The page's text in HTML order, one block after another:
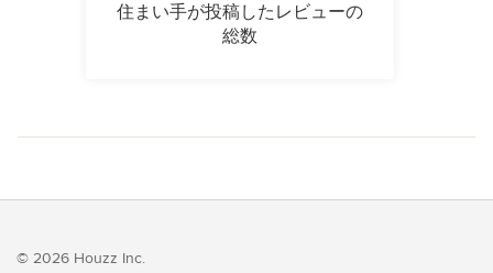
住まい手が投稿したレビューの
総数
© 2026 Houzz Inc.